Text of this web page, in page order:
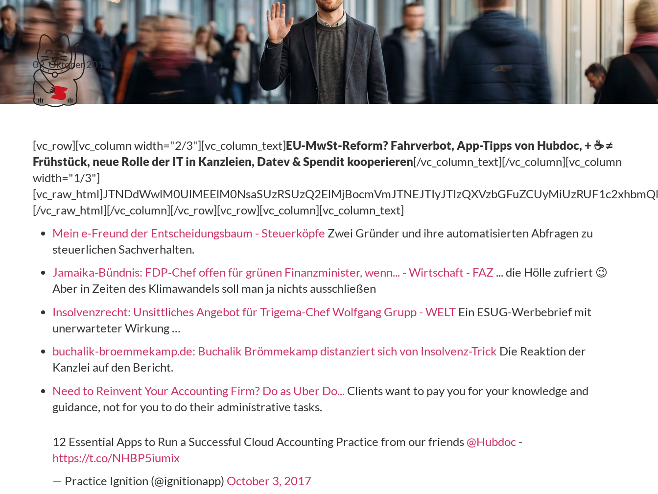
#steuerlinks 41. KW
09. Oktober 2017
[vc_row][vc_column width="2/3"][vc_column_text]EU-MwSt-Reform? Fahrverbot, App-Tipps von Hubdoc, + ☕️ ≠
Frühstück, neue Rolle der IT in Kanzleien, Datev & Spendit kooperieren[/vc_column_text][/vc_column][vc_column
width="1/3"]
[/vc_raw_html][/vc_column][/vc_row][vc_row][vc_column][vc_column_text]
Mein e-Freund der Entscheidungsbaum - Steuerköpfe Zwei Gründer und ihre automatisierten Abfragen zu
steuerlichen Sachverhalten.
Jamaika-Bündnis: FDP-Chef offen für grünen Finanzminister, wenn... - Wirtschaft - FAZ ... die Hölle zufriert 😉
Aber in Zeiten des Klimawandels soll man ja nichts ausschließen
Insolvenzrecht: Unsittliches Angebot für Trigema-Chef Wolfgang Grupp - WELT Ein ESUG-Werbebrief mit
unerwarteter Wirkung …
buchalik-broemmekamp.de: Buchalik Brömmekamp distanziert sich von Insolvenz-Trick Die Reaktion der
Kanzlei auf den Bericht.
Need to Reinvent Your Accounting Firm? Do as Uber Do... Clients want to pay you for your knowledge and
guidance, not for you to do their administrative tasks.
12 Essential Apps to Run a Successful Cloud Accounting Practice from our friends @Hubdoc -
https://t.co/NHBP5iumix
— Practice Ignition (@ignitionapp) October 3, 2017